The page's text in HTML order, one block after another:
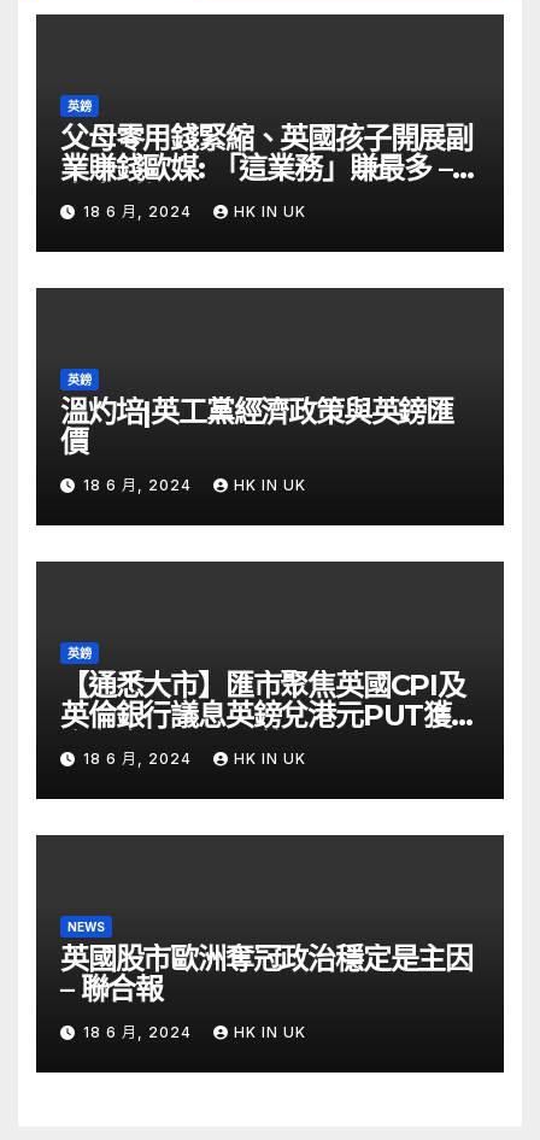
英鎊
父母零用錢緊縮、英國孩子開展副
業賺錢歐媒: 「這業務」賺最多 –
自由財經
18 6 月, 2024 HK IN UK
英鎊
溫灼培|英工黨經濟政策與英鎊匯
價
18 6 月, 2024 HK IN UK
英鎊
【通悉大市】匯市聚焦英國CPI及
英倫銀行議息英鎊兌港元PUT獲資
金留意 – Now 財經
18 6 月, 2024 HK IN UK
NEWS
英國股市歐洲奪冠政治穩定是主因
– 聯合報
18 6 月, 2024 HK IN UK